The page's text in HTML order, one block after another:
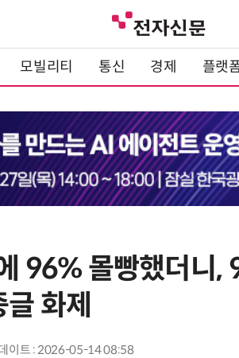
모빌리티 통신 경제 플랫
96% 몰빵했더니
화제
이트 : 2026-05-14 08:58